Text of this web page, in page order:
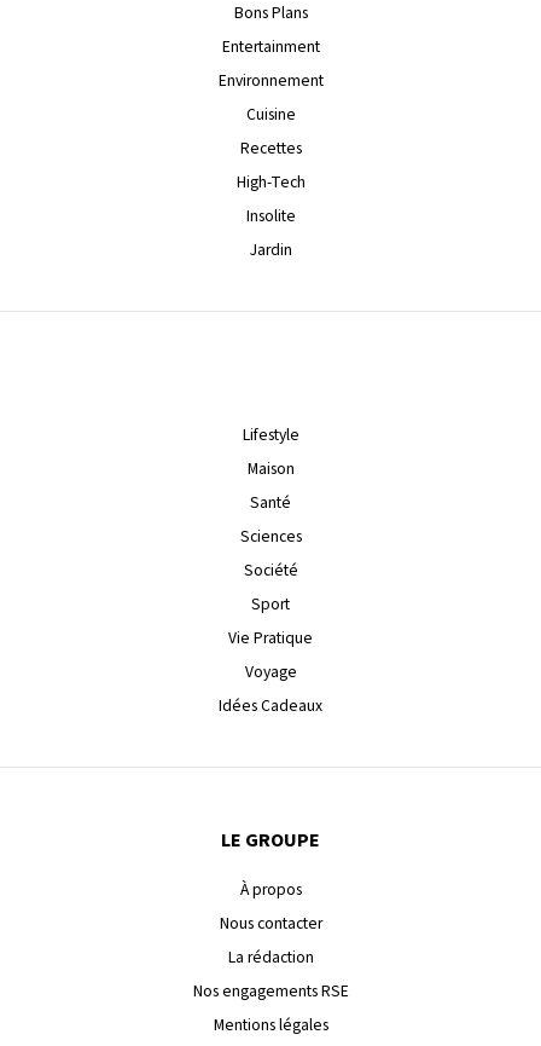
Bons Plans
Entertainment
Environnement
Cuisine
Recettes
High-Tech
Insolite
Jardin
Lifestyle
Maison
Santé
Sciences
Société
Sport
Vie Pratique
Voyage
Idées Cadeaux
LE GROUPE
À propos
Nous contacter
La rédaction
Nos engagements RSE
Mentions légales